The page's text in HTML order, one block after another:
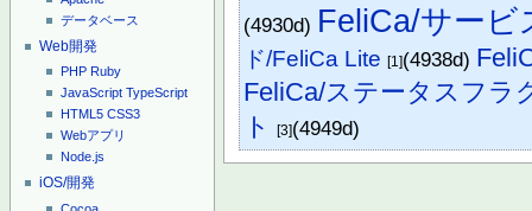
データベース
Web開発
PHP Ruby
JavaScript TypeScript
HTML5 CSS3
Webアプリ
Node.js
iOS/開発
Cocoa
(4930d) FeliCa/サービ
ド/FeliCa Lite [1](4938d)
FeliCa/ステータスフラ
ト
[3](4949d)